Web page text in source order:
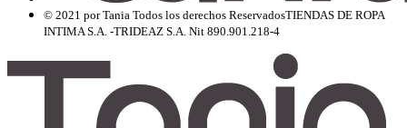
© 2021 por Tania Todos los derechos ReservadosTIENDAS DE ROPA
INTIMA S.A. -TRIDEAZ S.A. Nit 890.901.218-4